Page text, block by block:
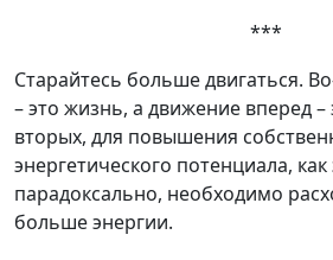
***
Старайтесь больше двигаться.
– это жизнь, а движение вперед –
вторых, для повышения
энергетического потенциала, как
парадоксально, необходимо
больше энергии.